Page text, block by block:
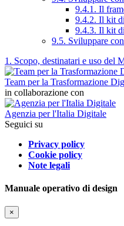
9.4.1. Il
9.4.2. Il kit
9.4.3. Il kit
9.5. Sviluppare
1. Scopo, destinatari e uso del
Team per la Trasformazione
in collaborazione con
Agenzia per l'Italia Digitale
Seguici su
Privacy policy
Cookie policy
Note legali
Manuale operativo di design
×